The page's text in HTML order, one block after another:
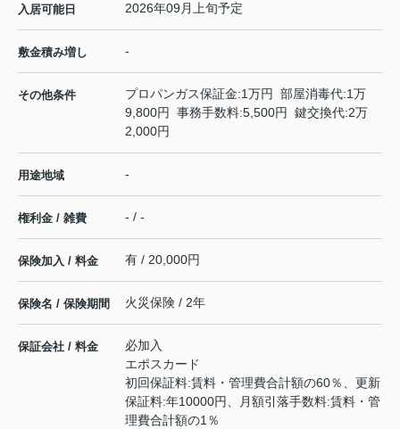
入居可能日 2026年09月上旬予定
敷金積み増し -
その他条件
プロパンガス保証金:1万円 部屋消毒代:1万
9,800円 事務手数料:5,500円 鍵交換代:2万
2,000円
用途地域 -
権利金 / 雑費 - / -
保険加入 / 料金 有 / 20,000円
保険名 / 保険期間 火災保険 / 2年
保証会社 / 料金
必加入
エポスカード
初回保証料:賃料・管理費合計額の60％、更新
保証料:年10000円、月額引落手数料:賃料・管
理費合計額の1％